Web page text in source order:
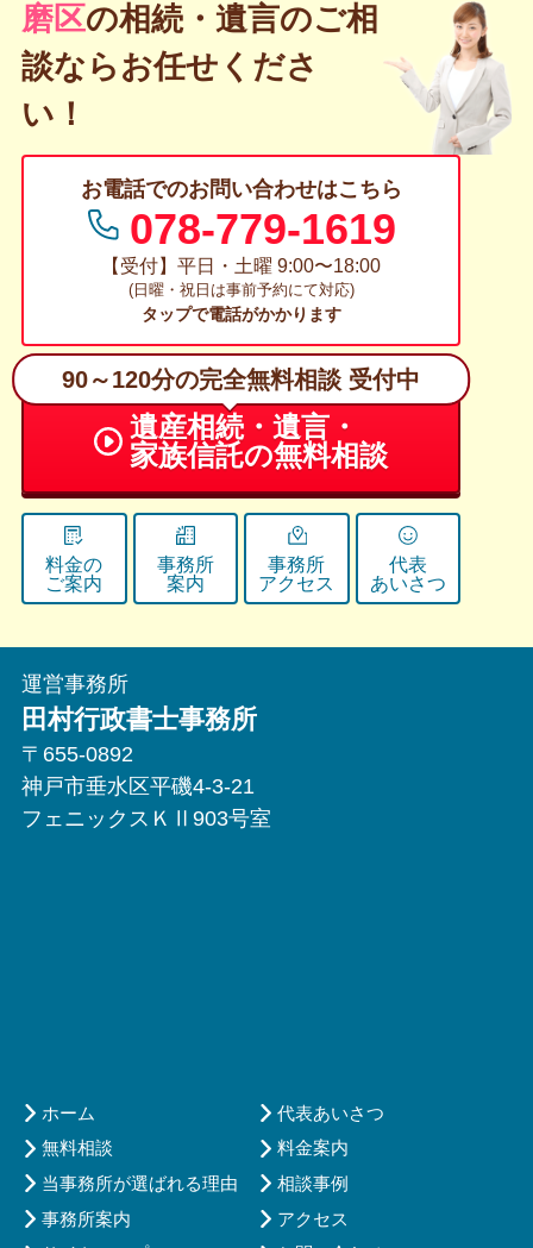
磨区の相続・遺言のご相
談ならお任せくださ
い！
お電話でのお問い合わせはこちら
078-779-1619
【受付】平日・土曜 9:00〜18:00
(日曜・祝日は事前予約にて対応)
タップで電話がかかります
90～120分の完全無料相談 受付中
遺産相続・遺言・
家族信託の無料相談
料金の
ご案内
事務所
案内
事務所
アクセス
代表
あいさつ
運営事務所
田村行政書士事務所
〒655-0892
神戸市垂水区平磯4-3-21
フェニックスＫⅡ903号室
ホーム
代表あいさつ
無料相談
料金案内
当事務所が選ばれる理由
相談事例
事務所案内
アクセス